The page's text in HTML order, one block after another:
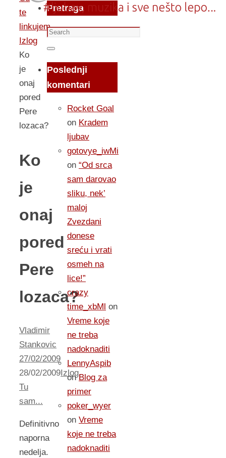
te
linkujem...
Izlog
Ko
je
onaj
pored
Pere
lozaca?
Ko
je
onaj
pored
Pere
lozaca?
Vladimir
Stankovic
27/02/2009
28/02/2009Izlog,
Tu
sam...
Definitivno
naporna
nedelja.
Pretraga
Search
for:
Search
Poslednji
komentari
Rocket Goal
on Kradem
ljubav
gotovye_iwMi
on “Od srca
sam darovao
sliku, nek’
maloj
Zvezdani
donese
sreću i vrati
osmeh na
lice!”
crazy
time_xbMl on
Vreme koje
ne treba
nadoknaditi
LennyAspib
onBlog za
primer
poker_wyer
on Vreme
koje ne treba
nadoknaditi